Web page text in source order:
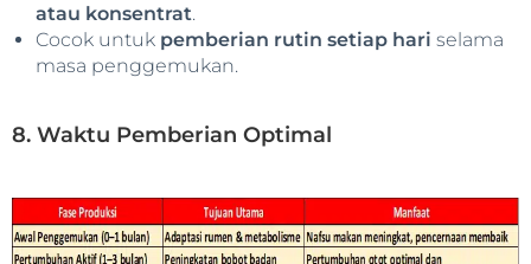
atau konsentrat.
Cocok untuk pemberian rutin setiap hari selama
masa penggemukan.
8. Waktu Pemberian Optimal